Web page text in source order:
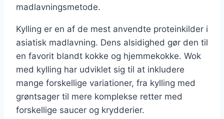
madlavningsmetode.
Kylling er en af de mest anvendte proteinkilder i
asiatisk madlavning. Dens alsidighed gør den til
en favorit blandt kokke og hjemmekokke. Wok
med kylling har udviklet sig til at inkludere
mange forskellige variationer, fra kylling med
grøntsager til mere komplekse retter med
forskellige saucer og krydderier.